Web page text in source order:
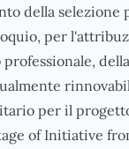
della selezione
per
per il
of Initiative